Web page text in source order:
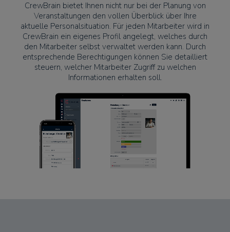
CrewBrain bietet Ihnen nicht nur bei der Planung von
Veranstaltungen den vollen Überblick über Ihre
aktuelle Personalsituation. Für jeden Mitarbeiter wird in
CrewBrain ein eigenes Profil angelegt, welches durch
den Mitarbeiter selbst verwaltet werden kann. Durch
entsprechende Berechtigungen können Sie detailliert
steuern, welcher Mitarbeiter Zugriff zu welchen
Informationen erhalten soll.